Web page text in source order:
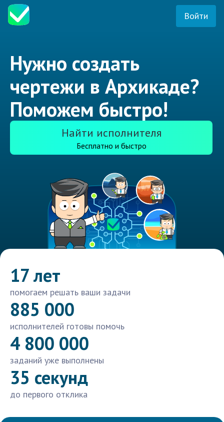
Войти
Нужно создать
чертежи в Архикаде?
Поможем быстро!
Найти исполнителя
Бесплатно и быстро
17 лет
помогаем решать ваши задачи
885 000
исполнителей готовы помочь
4 800 000
заданий уже выполнены
35 секунд
до первого отклика